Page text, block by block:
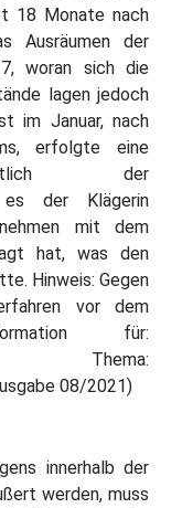
18 Monate nach
Ausräumen der
woran sich die
lagen jedoch
im Januar, nach
erfolgte eine
der
es der Klägerin
mit dem
hat, was den
Hinweis: Gegen
vor dem
für:
Thema:
08/2021)
innerhalb der
werden, muss